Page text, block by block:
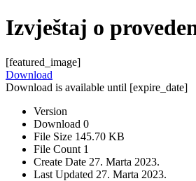
Izvještaj o
[featured_image]
Download
Download is available until [expire_date]
Version
Download 0
File Size 145.70 KB
File Count 1
Create Date 27. Marta 2023.
Last Updated 27. Marta 2023.